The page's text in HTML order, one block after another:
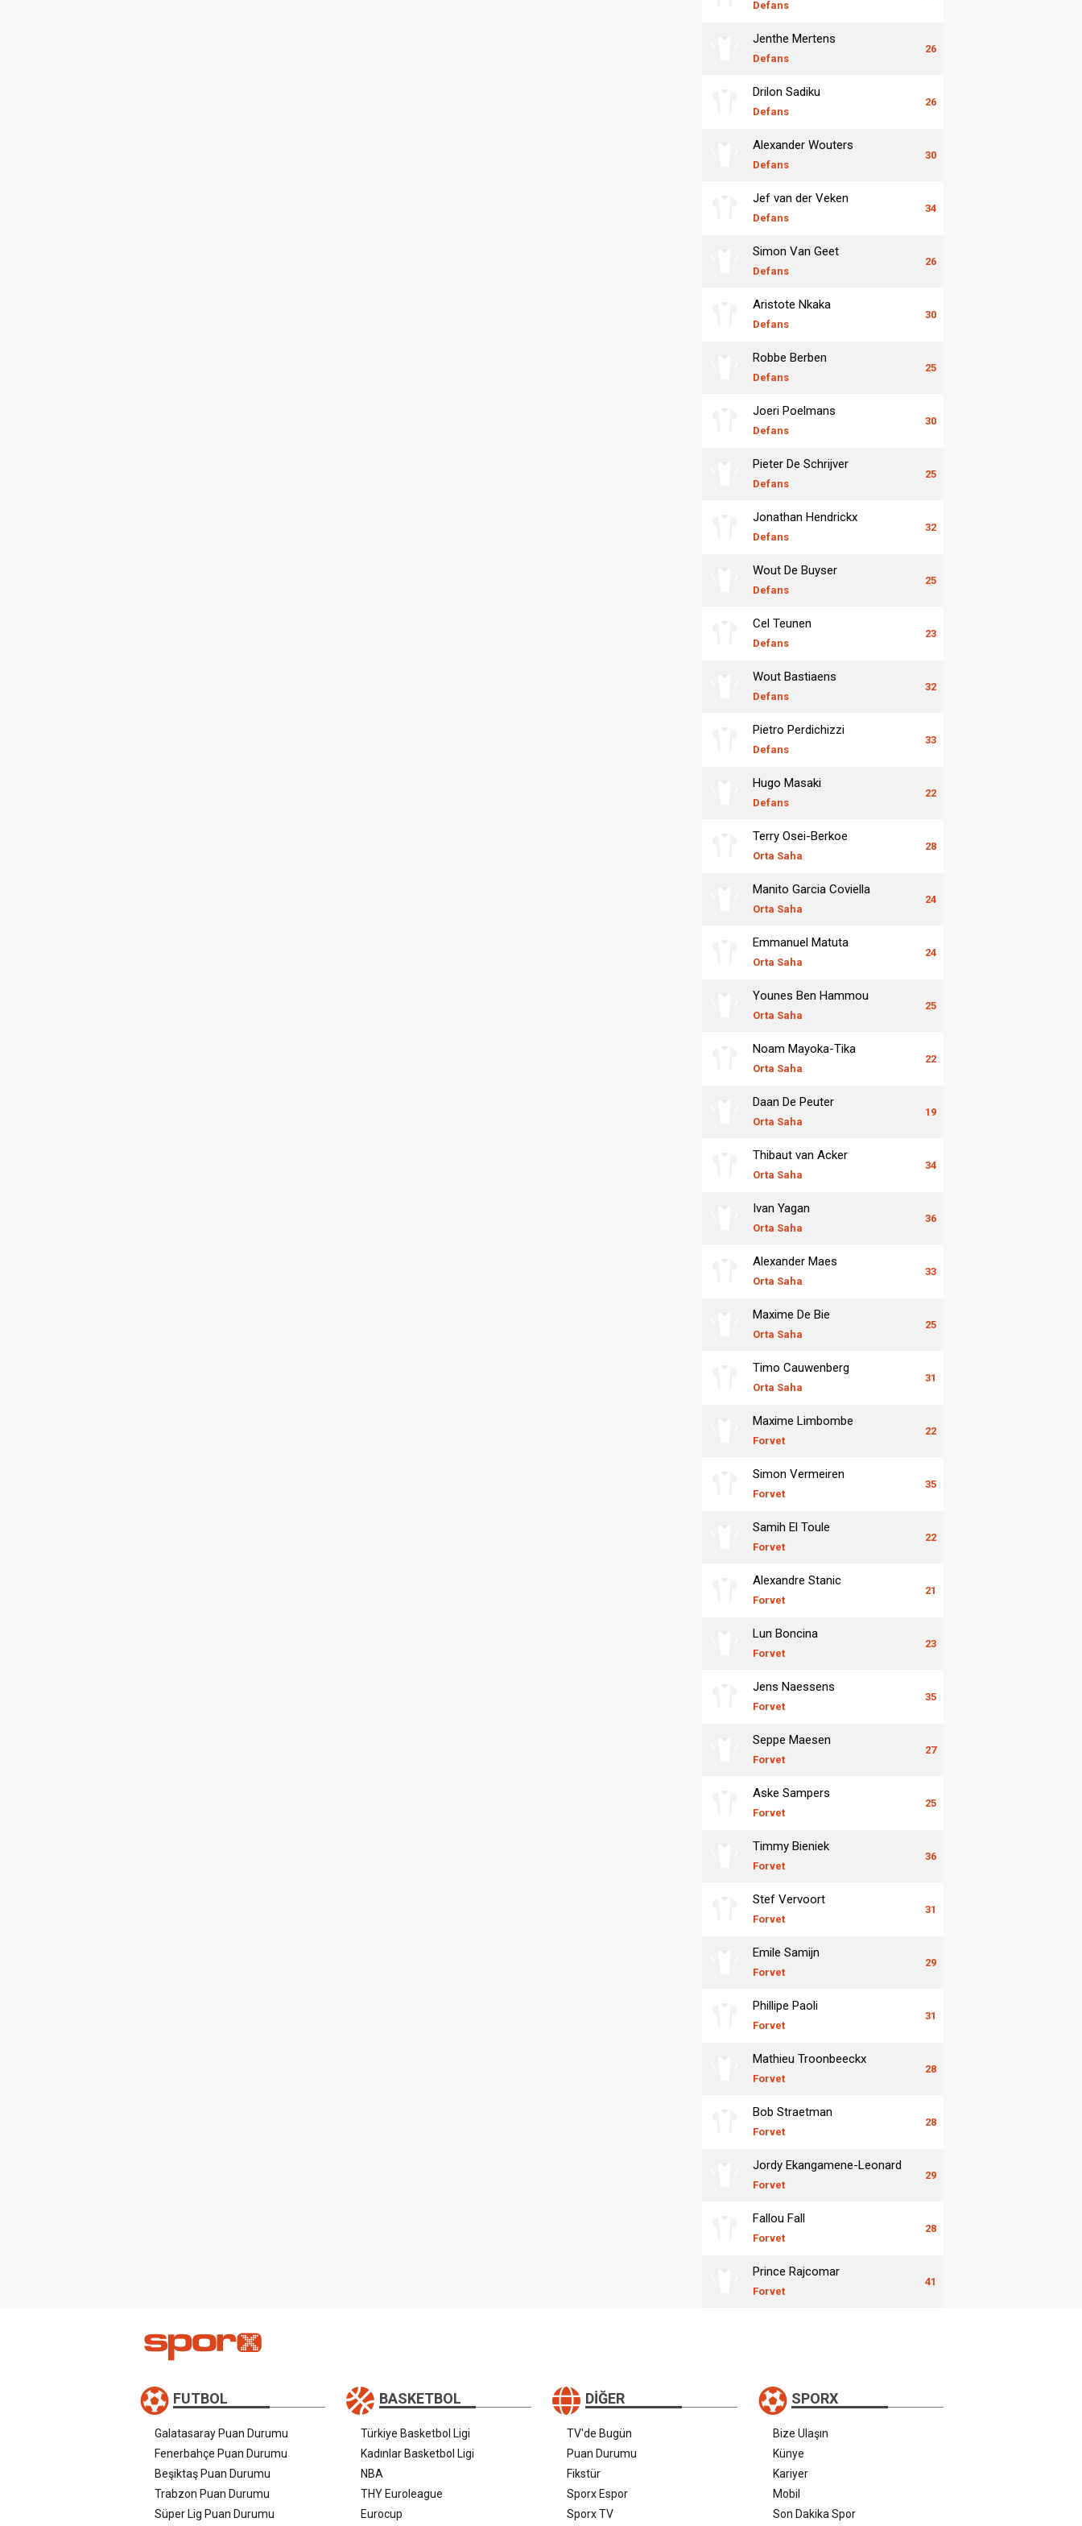
Defans
Jenthe Mertens
Defans
26
Drilon Sadiku
Defans
26
Alexander Wouters
Defans
30
Jef van der Veken
Defans
34
Simon Van Geet
Defans
26
Aristote Nkaka
Defans
30
Robbe Berben
Defans
25
Joeri Poelmans
Defans
30
Pieter De Schrijver
Defans
25
Jonathan Hendrickx
Defans
32
Wout De Buyser
Defans
25
Cel Teunen
Defans
23
Wout Bastiaens
Defans
32
Pietro Perdichizzi
Defans
33
Hugo Masaki
Defans
22
Terry Osei-Berkoe
Orta Saha
28
Manito Garcia Coviella
Orta Saha
24
Emmanuel Matuta
Orta Saha
24
Younes Ben Hammou
Orta Saha
25
Noam Mayoka-Tika
Orta Saha
22
Daan De Peuter
Orta Saha
19
Thibaut van Acker
Orta Saha
34
Ivan Yagan
Orta Saha
36
Alexander Maes
Orta Saha
33
Maxime De Bie
Orta Saha
25
Timo Cauwenberg
Orta Saha
31
Maxime Limbombe
Forvet
22
Simon Vermeiren
Forvet
35
Samih El Toule
Forvet
22
Alexandre Stanic
Forvet
21
Lun Boncina
Forvet
23
Jens Naessens
Forvet
35
Seppe Maesen
Forvet
27
Aske Sampers
Forvet
25
Timmy Bieniek
Forvet
36
Stef Vervoort
Forvet
31
Emile Samijn
Forvet
29
Phillipe Paoli
Forvet
31
Mathieu Troonbeeckx
Forvet
28
Bob Straetman
Forvet
28
Jordy Ekangamene-Leonard
Forvet
29
Fallou Fall
Forvet
28
Prince Rajcomar
Forvet
41
FUTBOL
Galatasaray Puan Durumu
Fenerbahçe Puan Durumu
Beşiktaş Puan Durumu
Trabzon Puan Durumu
Süper Lig Puan Durumu
BASKETBOL
Türkiye Basketbol Ligi
Kadınlar Basketbol Ligi
NBA
THY Euroleague
Eurocup
DIĞER
TV'de Bugün
Puan Durumu
Fikstür
Sporx Espor
Sporx TV
SPORX
Bize Ulaşın
Künye
Kariyer
Mobil
Son Dakika Spor